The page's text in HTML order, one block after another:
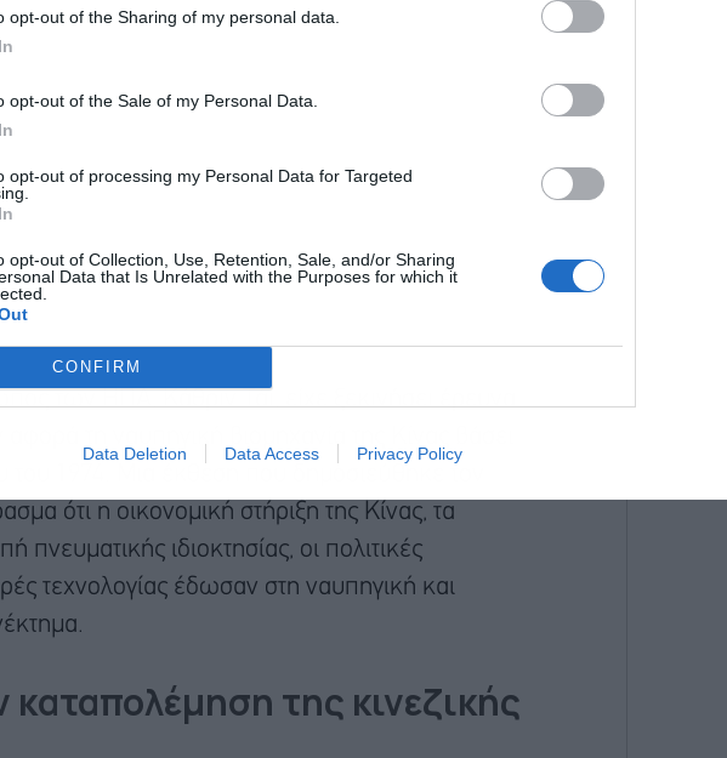
opt-out of the Sharing of my personal data.
opt-out of the Sale of my Personal Data.
opt-out of processing my Personal Data for Targeted
opt-out of Collection, Use, Retention, Sale, and/or Sharing
Data that Is Unrelated with the Purposes for which it
CONFIRM
Data Deletion Data Access Privacy Policy
των ΗΠΑ, Κάθριν Τάι, είχε ξεκινήσει έρευνα
τη ναυπηγική βιομηχανία της Κίνας βάσει
1974. Μια έκθεση που δημοσιεύθηκε τον
ότι η οικονομική στήριξη της Κίνας, τα
πνευματικής ιδιοκτησίας, οι πολιτικές
τεχνολογίας έδωσαν στη ναυπηγική και
της κινεζικής
Αποδέχομαι τους